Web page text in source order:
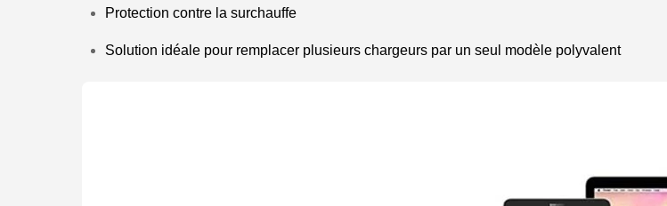
Protection contre la surchauffe
Solution idéale pour remplacer plusieurs chargeurs par un seul modèle polyvalent